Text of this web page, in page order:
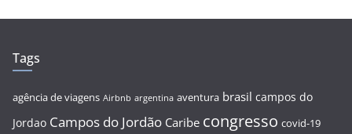
Tags
agência de viagens Airbnb argentina aventura brasil campos do
Jordao Campos do Jordão Caribe congresso covid-19